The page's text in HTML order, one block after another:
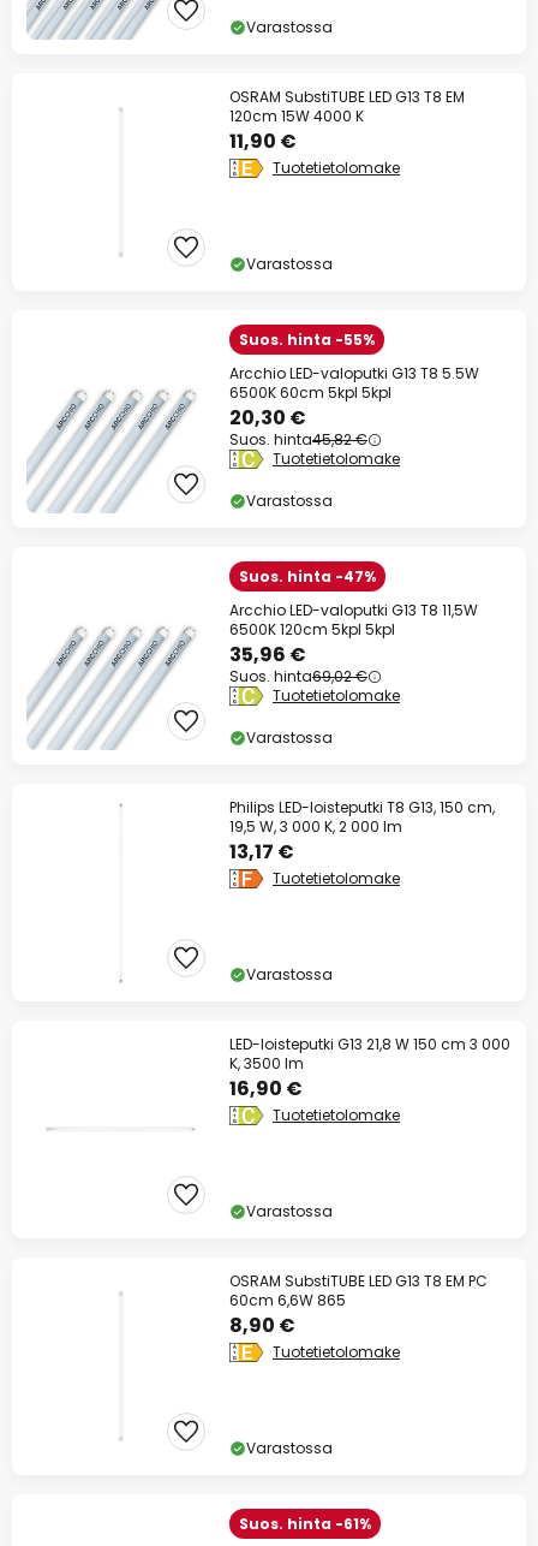
Varastossa
OSRAM SubstiTUBE LED G13 T8 EM
120cm 15W 4000 K
11,90 €
Tuotetietolomake
Varastossa
Suos. hinta -55%
Arcchio LED-valoputki G13 T8 5.5W
6500K 60cm 5kpl 5kpl
20,30 €
Suos. hinta45,82 €
Tuotetietolomake
Varastossa
Suos. hinta -47%
Arcchio LED-valoputki G13 T8 11,5W
6500K 120cm 5kpl 5kpl
35,96 €
Suos. hinta69,02 €
Tuotetietolomake
Varastossa
Philips LED-loisteputki T8 G13, 150 cm,
19,5 W, 3 000 K, 2 000 lm
13,17 €
Tuotetietolomake
Varastossa
LED-loisteputki G13 21,8 W 150 cm 3 000
K, 3500 lm
16,90 €
Tuotetietolomake
Varastossa
OSRAM SubstiTUBE LED G13 T8 EM PC
60cm 6,6W 865
8,90 €
Tuotetietolomake
Varastossa
Suos. hinta -61%